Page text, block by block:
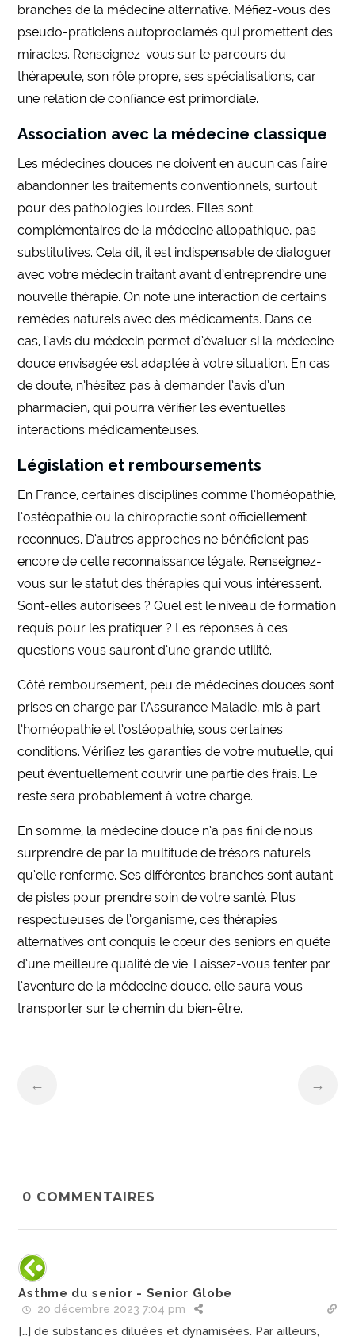
branches de la médecine alternative. Méfiez-vous des
pseudo-praticiens autoproclamés qui promettent des
miracles. Renseignez-vous sur le parcours du
thérapeute, son rôle propre, ses spécialisations, car
une relation de confiance est primordiale.
Association avec la médecine classique
Les médecines douces ne doivent en aucun cas faire
abandonner les traitements conventionnels, surtout
pour des pathologies lourdes. Elles sont
complémentaires de la médecine allopathique, pas
substitutives. Cela dit, il est indispensable de dialoguer
avec votre médecin traitant avant d’entreprendre une
nouvelle thérapie. On note une interaction de certains
remèdes naturels avec des médicaments. Dans ce
cas, l’avis du médecin permet d’évaluer si la médecine
douce envisagée est adaptée à votre situation. En cas
de doute, n’hésitez pas à demander l’avis d’un
pharmacien, qui pourra vérifier les éventuelles
interactions médicamenteuses.
Législation et remboursements
En France, certaines disciplines comme l’homéopathie,
l’ostéopathie ou la chiropractie sont officiellement
reconnues. D’autres approches ne bénéficient pas
encore de cette reconnaissance légale. Renseignez-
vous sur le statut des thérapies qui vous intéressent.
Sont-elles autorisées ? Quel est le niveau de formation
requis pour les pratiquer ? Les réponses à ces
questions vous sauront d’une grande utilité.
Côté remboursement, peu de médecines douces sont
prises en charge par l’Assurance Maladie, mis à part
l’homéopathie et l’ostéopathie, sous certaines
conditions. Vérifiez les garanties de votre mutuelle, qui
peut éventuellement couvrir une partie des frais. Le
reste sera probablement à votre charge.
En somme, la médecine douce n’a pas fini de nous
surprendre de par la multitude de trésors naturels
qu’elle renferme. Ses différentes branches sont autant
de pistes pour prendre soin de votre santé. Plus
respectueuses de l’organisme, ces thérapies
alternatives ont conquis le cœur des seniors en quête
d’une meilleure qualité de vie. Laissez-vous tenter par
l’aventure de la médecine douce, elle saura vous
transporter sur le chemin du bien-être.
← →
0 COMMENTAIRES
Asthme du senior - Senior Globe
20 décembre 2023 7:04 pm
[…] de substances diluées et dynamisées. Par ailleurs,